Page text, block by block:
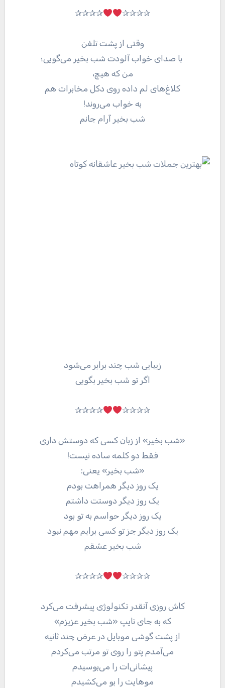
✰✰✰✰
✰✰✰✰
وقتی از پشت تلفن
با صدای خواب آلودت شب بخیر می‌گویی؛
من که هیچ،
کلاغ‌های لم داده روی دکل مخابرات هم
به خواب می‌روند!
شب بخیر آرام جانم
زیبایی شب چند برابر می‌شود
اگر تو شب بخیر بگویی
✰✰✰✰
✰✰✰✰
«شب بخیر» از زبان کسی که دوستش داری
فقط دو کلمه ساده نیست!
«شب بخیر» یعنی:
یک روز دیگر همراهت بودم
یک روز دیگر دوستت داشتم
یک روز دیگر حواسم به تو بود
یک روز دیگر جز تو کسی برایم مهم نبود
شب بخیر عشقم
✰✰✰✰
✰✰✰✰
کاش روزی آنقدر تکنولوژی پیشرفت می‌کرد
که به جای تایپ «شب بخیر عزیزم»
از پشت گوشی موبایل در عرض چند ثانیه
می‌آمدم پتو را روی تو مرتب می‌کردم
پیشانی‌ات را می‌بوسیدم
موهایت را بو می‌کشیدم